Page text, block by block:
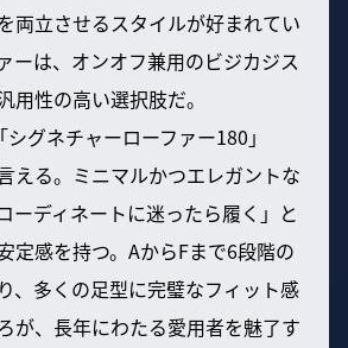
両立させるスタイルが好まれてい
ーは、オンオフ兼用のビジカジス
用性の高い選択肢だ。
グネチャーローファー180」
える。ミニマルかつエレガントな
ーディネートに迷ったら履く」と
定感を持つ。AからFまで6段階の
、多くの足型に完璧なフィット感
が、長年にわたる愛用者を魅了す